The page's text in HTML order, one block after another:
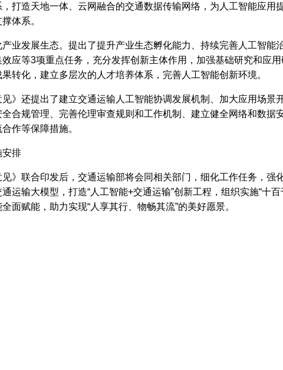
打造天地一体、云网融合的交通数据传输网络，为人工智能应用
体系。
产业发展生态。提出了提升产业生态孵化能力、持续完善人工智能
应等3项重点任务，充分发挥创新主体作用，加强基础研究和应用
转化，建立多层次的人才培养体系，完善人工智能创新环境。
见》还提出了建立交通运输人工智能协调发展机制、加大应用场景
合规管理、完善伦理审查规则和工作机制、建立健全网络和数据
作等保障措施。
安排
见》联合印发后，交通运输部将会同相关部门，细化工作任务，强
运输大模型，打造“人工智能+交通运输”创新工程，组织实施“十百
面赋能，助力实现“人享其行、物畅其流”的美好愿景。